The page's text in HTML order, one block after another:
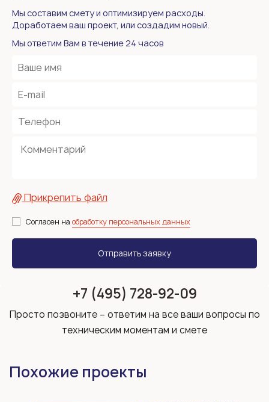
Мы составим смету и оптимизируем расходы.
Доработаем ваш проект, или создадим новый.
Мы ответим Вам в течение 24 часов
Прикрепить файл
Согласен на обработку персональных данных
+7 (495) 728-92-09
Просто позвоните – ответим на все ваши вопросы по
техническим моментам и смете
Похожие проекты